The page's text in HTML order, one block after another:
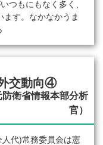
つもにもなく多く、
ます。なかなかうま
交動向④
衛省情報本部分析
官）
代)常務委員会は憲